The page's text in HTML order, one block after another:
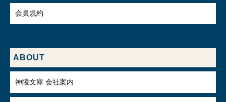
会員規約
ABOUT
神陵文庫 会社案内